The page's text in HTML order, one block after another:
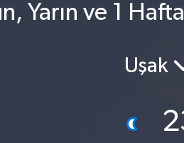
Yarın ve 1
Uşak